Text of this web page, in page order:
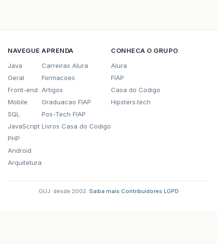
NAVEGUE
Java
Geral
Front-end
Mobile
SQL
JavaScript
PHP
Android
Arquitetura
APRENDA
Carreiras Alura
Formacoes
Artigos
Graduacao FIAP
Pos-Tech FIAP
Livros Casa do Codigo
CONHECA O GRUPO
Alura
FIAP
Casa do Codigo
Hipsters.tech
GUJ: desde 2002. Saiba mais Contribuidores LGPD